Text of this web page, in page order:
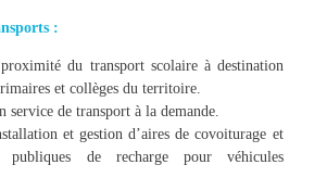
:
du transport scolaire à destination
et collèges du territoire.
service de transport à la demande.
et gestion d’aires de covoiturage et
publiques de recharge pour véhicules